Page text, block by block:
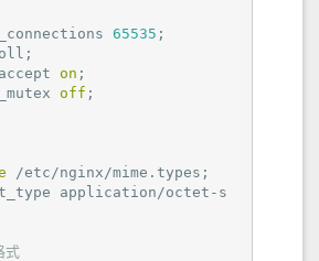
65535 ;
on ;
off ;
/etc/nginx/mime.types;
式